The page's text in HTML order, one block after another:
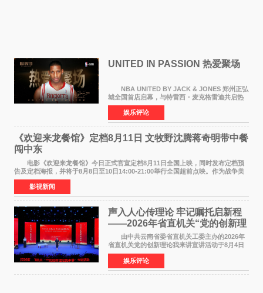
UNITED IN PASSION 热爱聚场
NBA UNITED BY JACK & JONES 郑州正弘
城全国首店启幕，与特雷西・麦克格雷迪共启热
爱 2026 年7 月21 日，
NBAUNITEDBYJACK&JONES 全国首店，于郑
州正弘城正式启幕。NBA 传奇球星
娱乐评论
《欢迎来龙餐馆》定档8月11日 文牧野沈腾蒋奇明带中餐
闯中东
电影《欢迎来龙餐馆》今日正式官宣定档8月11日全国上映，同时发布定档预
告及定档海报，并将于8月8日至10日14:00-21:00举行全国超前点映。作为战争美
食大片，影片讲述的是中国厨师徐福（沈腾
影视新闻
声入人心传理论 牢记嘱托启新程
——2026年省直机关“党的创新理
论我来讲”宣讲活动圆满落幕
由中共云南省委省直机关工委主办的2026年
省直机关党的创新理论我来讲宣讲活动于8月4日
至5日在昆明举办。活动以 "牢记嘱托 感恩奋进
开创云南发展新局面 "为主题，坚持以新时代中国
特色社会主义
娱乐评论